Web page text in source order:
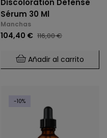
Discoloration Defense
Sérum 30 Ml
Manchas
104,40 € 116,00 €
Añadir al carrito
-10%